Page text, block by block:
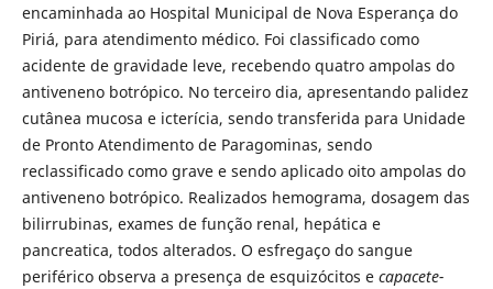
encaminhada ao Hospital Municipal de Nova Esperança do
Piriá, para atendimento médico. Foi classificado como
acidente de gravidade leve, recebendo quatro ampolas do
antiveneno botrópico. No terceiro dia, apresentando palidez
cutânea mucosa e icterícia, sendo transferida para Unidade
de Pronto Atendimento de Paragominas, sendo
reclassificado como grave e sendo aplicado oito ampolas do
antiveneno botrópico. Realizados hemograma, dosagem das
bilirrubinas, exames de função renal, hepática e
pancreatica, todos alterados. O esfregaço do sangue
periférico observa a presença de esquizócitos e capacete-